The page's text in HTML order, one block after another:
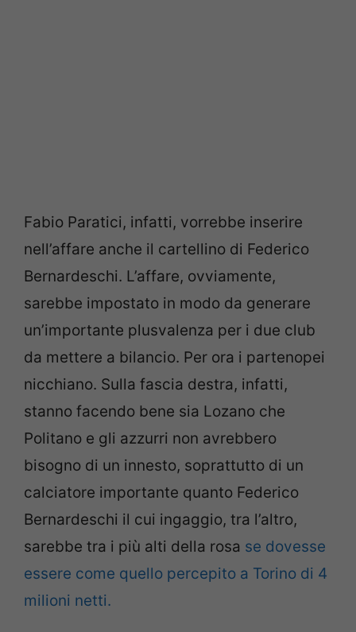
Fabio Paratici, infatti, vorrebbe inserire
nell’affare anche il cartellino di Federico
Bernardeschi. L’affare, ovviamente,
sarebbe impostato in modo da generare
un’importante plusvalenza per i due club
da mettere a bilancio. Per ora i partenopei
nicchiano. Sulla fascia destra, infatti,
stanno facendo bene sia Lozano che
Politano e gli azzurri non avrebbero
bisogno di un innesto, soprattutto di un
calciatore importante quanto Federico
Bernardeschi il cui ingaggio, tra l’altro,
sarebbe tra i più alti della rosa se dovesse
essere come quello percepito a Torino di 4
milioni netti.